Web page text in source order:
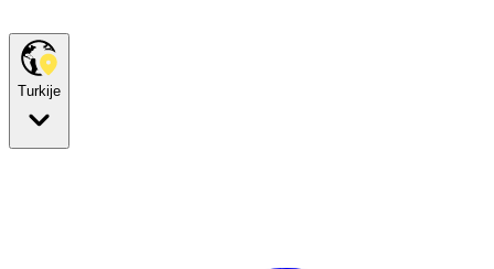
Turkije